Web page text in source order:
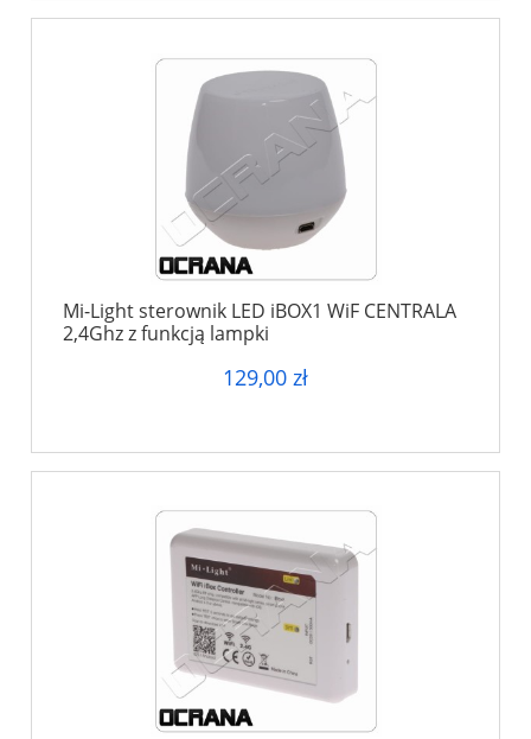
Mi-Light sterownik LED iBOX1 WiF CENTRALA
2,4Ghz z funkcją lampki
129,00 zł